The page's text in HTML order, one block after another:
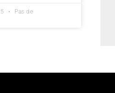
Pas de